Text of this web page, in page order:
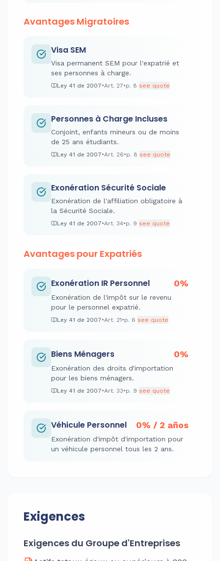
Avantages Migratoires
Visa SEM
Visa permanent SEM pour l'expatrié et
ses personnes à charge.
Ley 41 de 2007•Art. 27•p. 8 see quote
Personnes à Charge Incluses
Conjoint, enfants mineurs ou de moins
de 25 ans étudiants.
Ley 41 de 2007•Art. 26•p. 8 see quote
Exonération Sécurité Sociale
Exonération de l'affiliation obligatoire à
la Sécurité Sociale.
Ley 41 de 2007•Art. 34•p. 9 see quote
Avantages pour Expatriés
Exonération IR Personnel 0%
Exonération de l'impôt sur le revenu
pour le personnel expatrié.
Ley 41 de 2007•Art. 21•p. 6 see quote
Biens Ménagers 0%
Exonération des droits d'importation
pour les biens ménagers.
Ley 41 de 2007•Art. 33•p. 9 see quote
Véhicule Personnel 0% / 2 años
Exonération d'impôt d'importation pour
un véhicule personnel tous les 2 ans.
Exigences
Exigences du Groupe d'Entreprises